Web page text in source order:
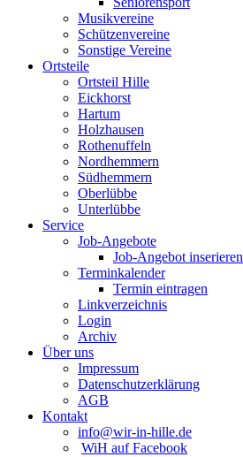
Musikvereine
Schützenvereine
Sonstige Vereine
Ortsteile
Ortsteil Hille
Eickhorst
Hartum
Holzhausen
Rothenuffeln
Nordhemmern
Südhemmern
Oberlübbe
Unterlübbe
Service
Job-Angebote
Job-Angebot inserieren
Terminkalender
Termin eintragen
Linkverzeichnis
Login
Archiv
Über uns
Impressum
Datenschutzerklärung
AGB
Kontakt
info@wir-in-hille.de
WiH auf Facebook